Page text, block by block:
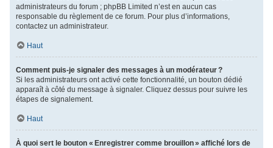
administrateurs du forum ; phpBB Limited n’est en aucun cas
responsable du règlement de ce forum. Pour plus d’informations,
contactez un administrateur.
Haut
Comment puis-je signaler des messages à un modérateur ?
Si les administrateurs ont activé cette fonctionnalité, un bouton dédié
apparaît à côté du message à signaler. Cliquez dessus pour suivre les
étapes de signalement.
Haut
À quoi sert le bouton « Enregistrer comme brouillon » affiché lors de